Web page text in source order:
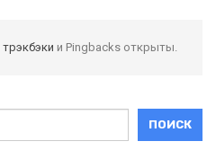
трэкбэки и Pingbacks открыты.
ПОИСК